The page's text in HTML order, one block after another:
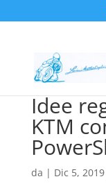
Idee
KTM
da | Dic 5, 2019